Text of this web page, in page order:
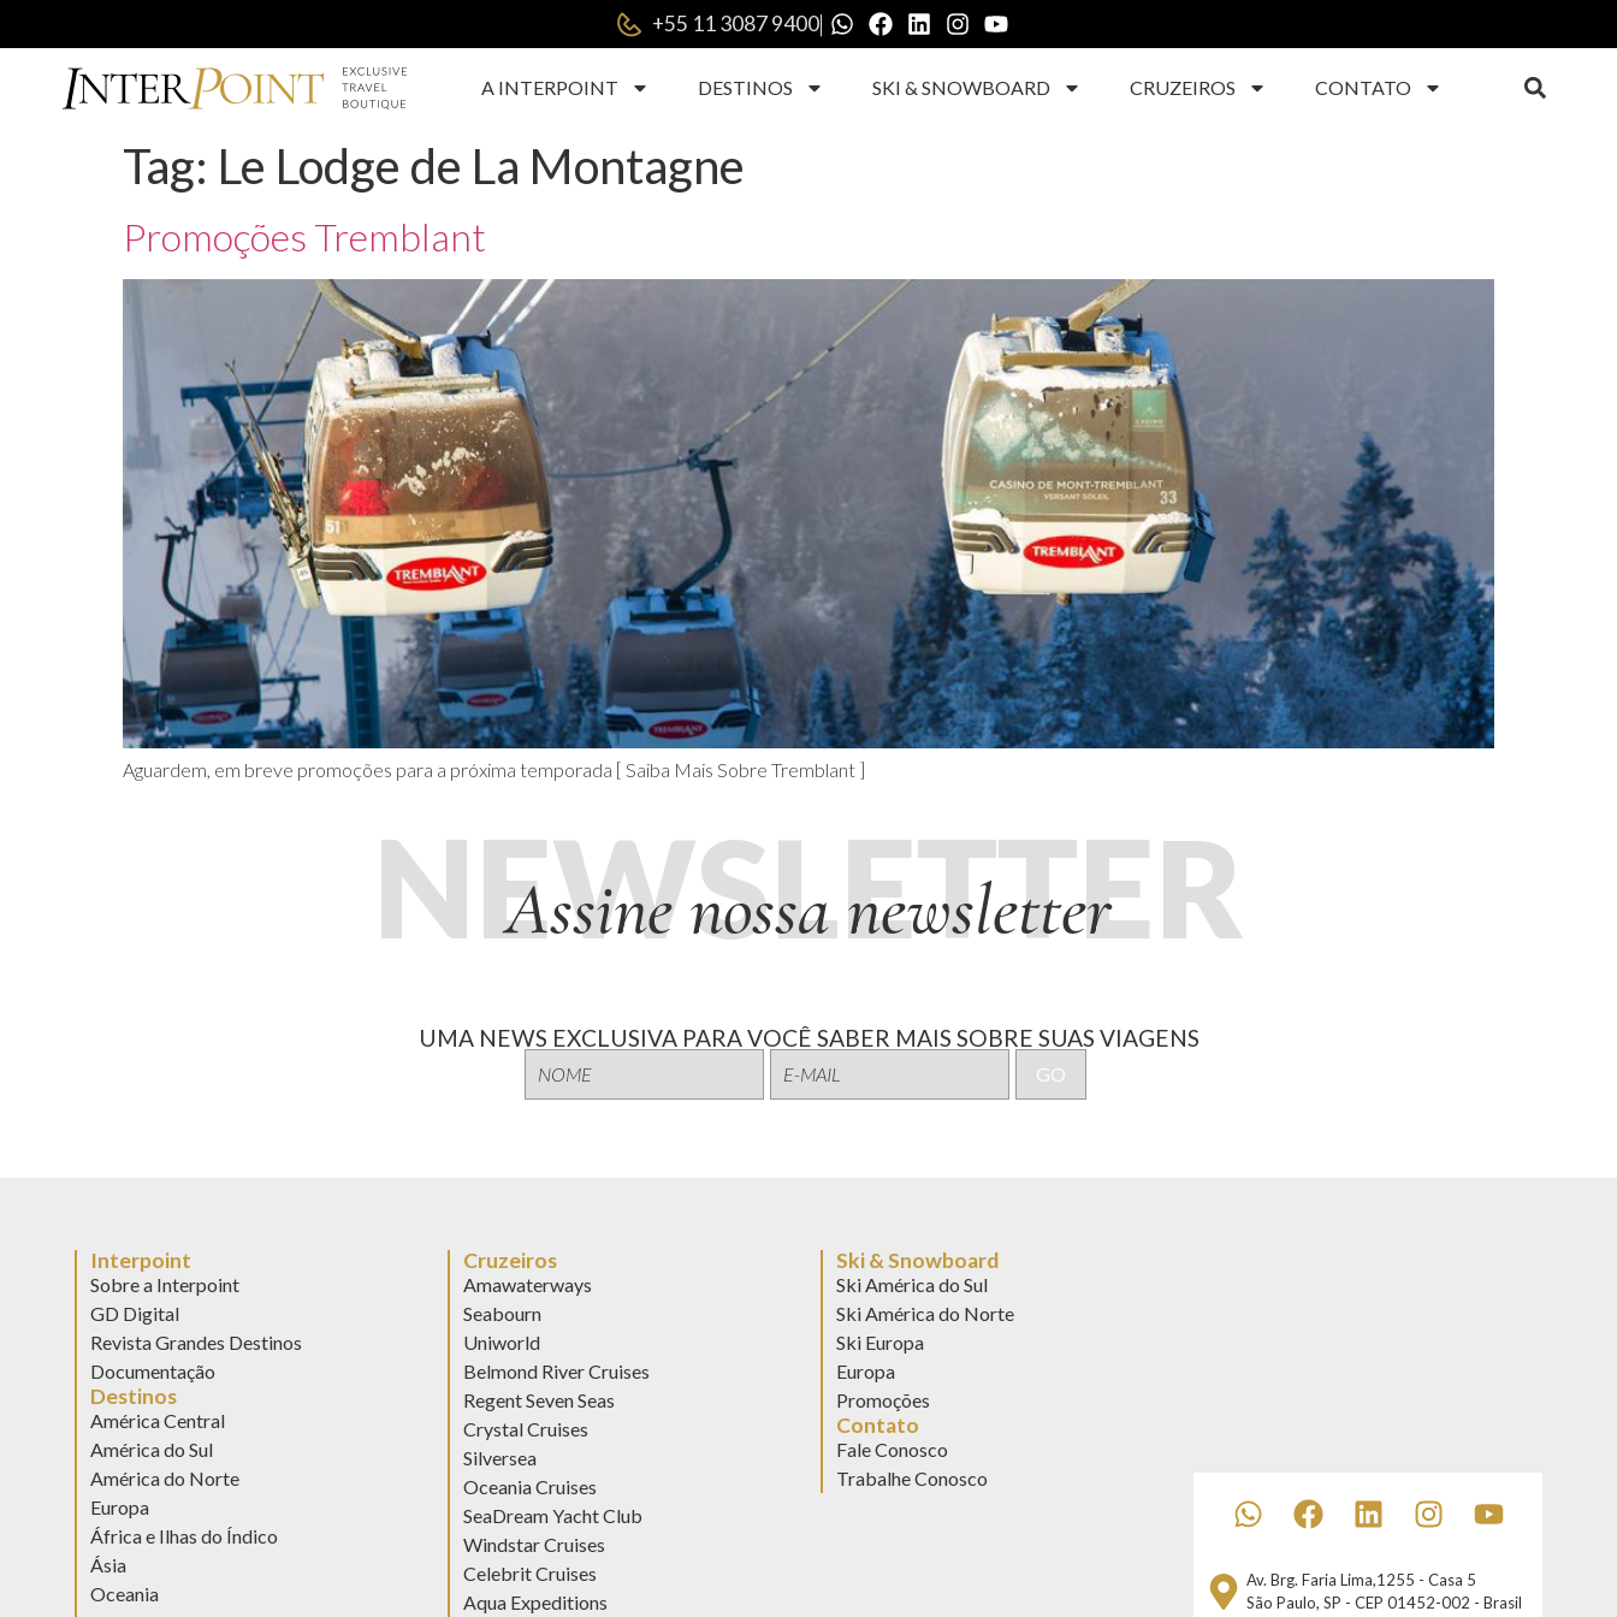
+55 11 3087 9400|
A INTERPOINT DESTINOS SKI & SNOWBOARD CRUZEIROS CONTATO
Tag: Le Lodge de La Montagne
Promoções Tremblant
Aguardem, em breve promoções para a próxima temporada [ Saiba Mais Sobre Tremblant ]
Assine nossa newsletter
NEWSLETTER
UMA NEWS EXCLUSIVA PARA VOCÊ SABER MAIS SOBRE SUAS VIAGENS
Interpoint
Sobre a Interpoint
GD Digital
Revista Grandes Destinos
Documentação
Destinos
América Central
América do Sul
América do Norte
Europa
África e Ilhas do Índico
Ásia
Oceania
Cruzeiros
Amawaterways
Seabourn
Uniworld
Belmond River Cruises
Regent Seven Seas
Crystal Cruises
Silversea
Oceania Cruises
SeaDream Yacht Club
Windstar Cruises
Celebrit Cruises
Aqua Expeditions
Ski & Snowboard
Ski América do Sul
Ski América do Norte
Ski Europa
Europa
Promoções
Contato
Fale Conosco
Trabalhe Conosco
Av. Brg. Faria Lima,1255 - Casa 5
São Paulo, SP - CEP 01452-002 - Brasil